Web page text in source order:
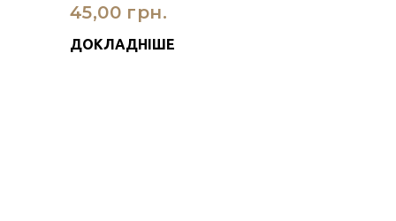
45,00 грн.
ДОКЛАДНІШЕ